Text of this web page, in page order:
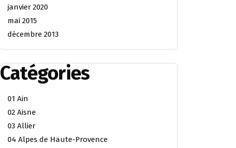
janvier 2020
mai 2015
décembre 2013
Catégories
01 Ain
02 Aisne
03 Allier
04 Alpes de Haute-Provence